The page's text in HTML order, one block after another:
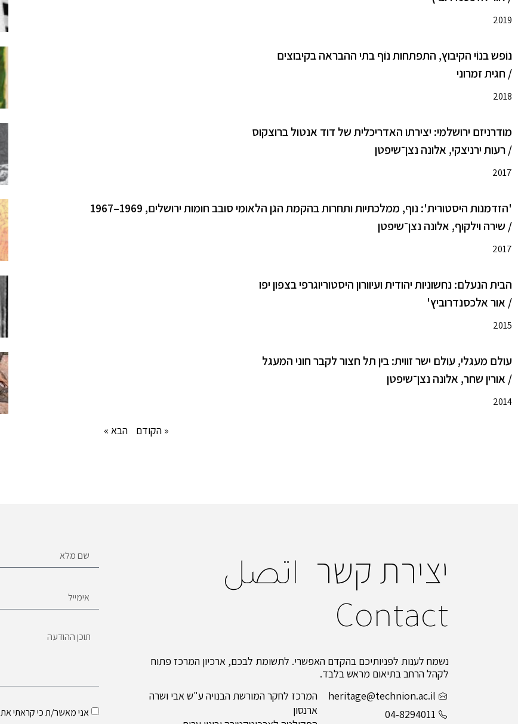
2019
נוֹפש בנוֹי הקיבוץ, התפתחות נוֹף בתי ההבראה בקיבוצים
/ חגית זמרוני
2018
מודרניזם ירושלמי: יצירתו האדריכלית של דוד אנטול ברוצקוס
/ רעות ירניצקי, אלונה נצן־שיפטן
2017
'הזדמנות היסטורית': נוף, ממלכתיות ותחרות בהקמת הגן הלאומי סובב חומות ירושלים, 1969–1967
/ שירה וילקוף, אלונה נצן־שיפטן
2017
הבית הנעלם: נחשוניות יהודית ועיוורון היסטוריוגרפי בצפון יפו
/ אור אלכסנדרוביץ'
2015
עולם מעגלי, עולם ישר זווית: בין תל חצור לקבר חוני המעגל
/ אורין שחר, אלונה נצן־שיפטן
2014
« הקודם הבא »
יצירת קשר اتصل
Contact
נשמח לענות לפניותיכם בהקדם האפשרי. לתשומת לבכם, ארכיון המרכז פתוח
לקהל הרחב בתיאום מראש בלבד.
heritage@technion.ac.il
04-8294011
המרכז לחקר המורשת הבנויה ע"ש אבי ושרה
ארנסון
אני מאשר/ת כי קראתי את